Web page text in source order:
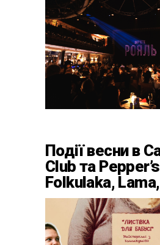
Події весни в
Club та
Folkulaka,
вар’єте
триб’ют-шоу